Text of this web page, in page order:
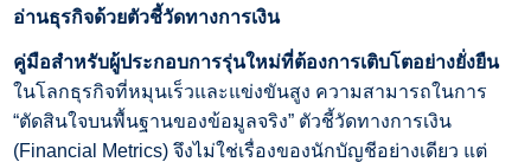
อ่านธุรกิจด้วยตัวชี้วัดทางการเงิน
คู่มือสำหรับผู้ประกอบการรุ่นใหม่ที่ต้องการเติบโตอย่างยั่งยืน
ในโลกธุรกิจที่หมุนเร็วและแข่งขันสูง ความสามารถในการ
“ตัดสินใจบนพื้นฐานของข้อมูลจริง” ตัวชี้วัดทางการเงิน
(Financial Metrics)จึงไม่ใช่เรื่องของนักบัญชีอย่างเดียว แต่